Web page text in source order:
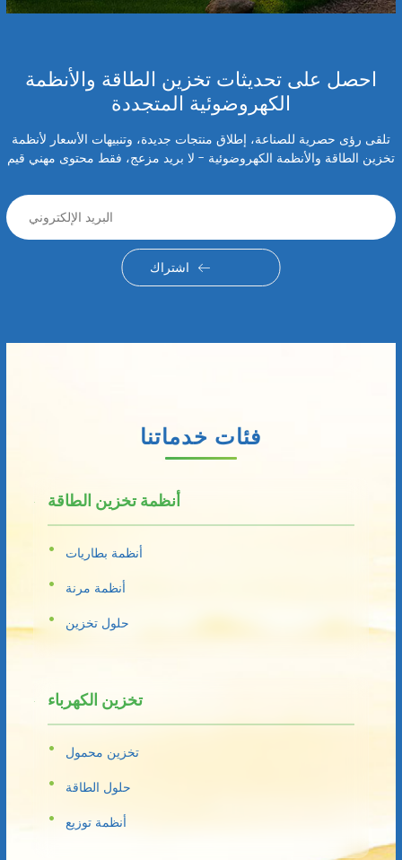
احصل على تحديثات تخزين الطاقة والأنظمة
الكهروضوئية المتجددة
تلقى رؤى حصرية للصناعة، إطلاق منتجات جديدة، وتنبيهات الأسعار لأنظمة
تخزين الطاقة والأنظمة الكهروضوئية - لا بريد مزعج، فقط محتوى مهني قيم
اشتراك
فئات خدماتنا
أنظمة تخزين الطاقة
أنظمة بطاريات
أنظمة مرنة
حلول تخزين
تخزين الكهرباء
تخزين محمول
حلول الطاقة
أنظمة توزيع